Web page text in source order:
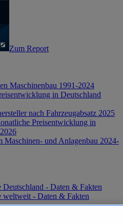
Zum Report
Maschinenbau 1991-2024
in Deutschland
nach Fahrzeugabsatz 2025
Preisentwicklung in
Maschinen- und Anlagenbau 2024-
- Daten & Fakten
weltweit - Daten & Fakten